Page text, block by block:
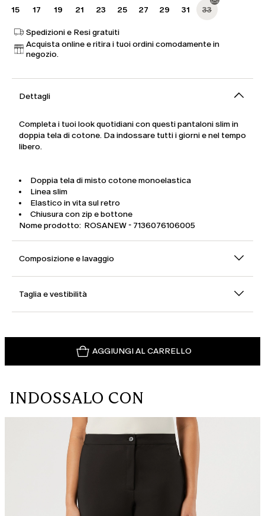
15 17 19 21 23 25 27 29 31 33
Spedizioni e Resi gratuiti
Acquista online e ritira i tuoi ordini comodamente in
negozio.
Dettagli
Completa i tuoi look quotidiani con questi pantaloni slim in
doppia tela di cotone. Da indossare tutti i giorni e nel tempo
libero.
Doppia tela di misto cotone monoelastica
Linea slim
Elastico in vita sul retro
Chiusura con zip e bottone
Nome prodotto: ROSANEW - 7136076106005
Composizione e lavaggio
Taglia e vestibilità
AGGIUNGI AL CARRELLO
INDOSSALO CON